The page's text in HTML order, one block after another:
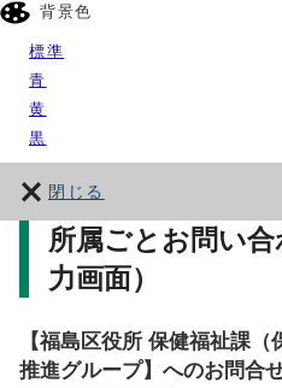
背景色
標準
青
黄
黒
閉じる
所属ごとお問い
力画面）
【福島区役所 保健福祉課
推進グループ】へのお問合